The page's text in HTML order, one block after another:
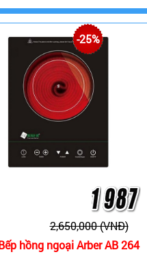
-25%
2,650,000 (VNĐ)
hồng ngoại Arber AB 264